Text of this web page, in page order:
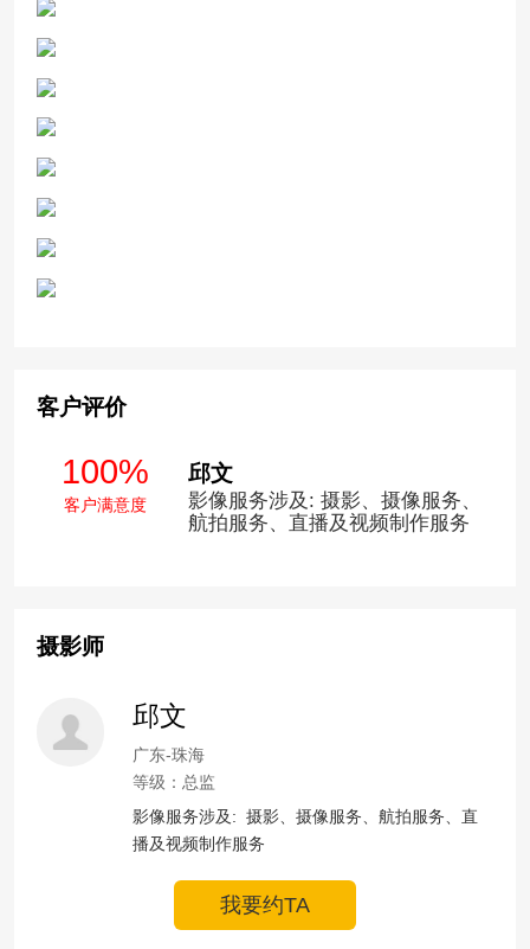
客户评价
100%
客户满意度
邱文
影像服务涉及: 摄影、摄像服务、
航拍服务、直播及视频制作服务
摄影师
邱文
广东-珠海
等级：总监
影像服务涉及:  摄影、摄像服务、航拍服务、直
播及视频制作服务
我要约TA